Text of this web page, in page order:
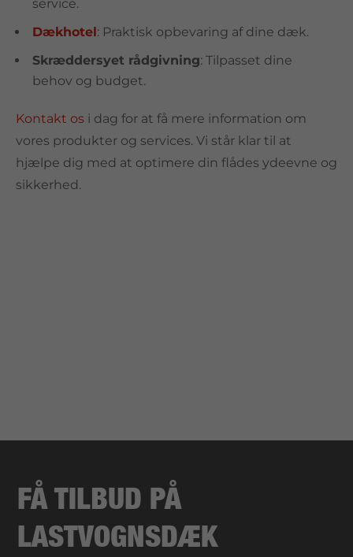
service.
Dækhotel : Praktisk opbevaring af dine dæk.
Skræddersyet rådgivning: Tilpasset dine
behov og budget.
Kontakt os i dag for at få mere information om
vores produkter og services. Vi står klar til at
hjælpe dig med at optimere din flådes ydeevne og
sikkerhed.
FÅ TILBUD PÅ
LASTVOGNSDÆK